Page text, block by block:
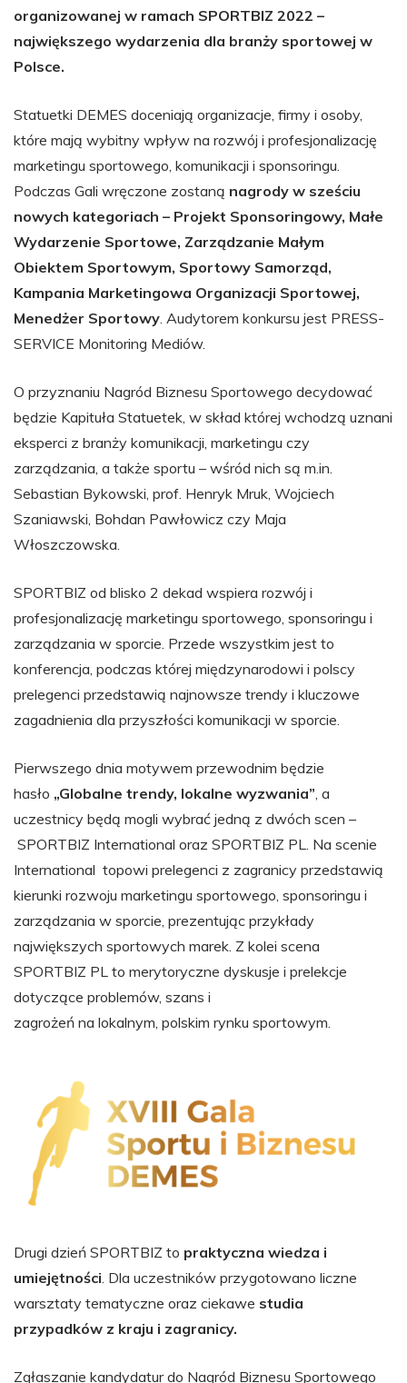
organizowanej w ramach SPORTBIZ 2022 –
największego wydarzenia dla branży sportowej w
Polsce.
Statuetki DEMES doceniają organizacje, firmy i osoby,
które mają wybitny wpływ na rozwój i profesjonalizację
marketingu sportowego, komunikacji i sponsoringu.
Podczas Gali wręczone zostaną nagrody w sześciu
nowych kategoriach – Projekt Sponsoringowy, Małe
Wydarzenie Sportowe, Zarządzanie Małym
Obiektem Sportowym, Sportowy Samorząd,
Kampania Marketingowa Organizacji Sportowej,
Menedżer Sportowy. Audytorem konkursu jest PRESS-
SERVICE Monitoring Mediów.
O przyznaniu Nagród Biznesu Sportowego decydować
będzie Kapituła Statuetek, w skład której wchodzą uznani
eksperci z branży komunikacji, marketingu czy
zarządzania, a także sportu – wśród nich są m.in.
Sebastian Bykowski, prof. Henryk Mruk, Wojciech
Szaniawski, Bohdan Pawłowicz czy Maja
Włoszczowska.
SPORTBIZ od blisko 2 dekad wspiera rozwój i
profesjonalizację marketingu sportowego, sponsoringu i
zarządzania w sporcie. Przede wszystkim jest to
konferencja, podczas której międzynarodowi i polscy
prelegenci przedstawią najnowsze trendy i kluczowe
zagadnienia dla przyszłości komunikacji w sporcie.
Pierwszego dnia motywem przewodnim będzie
hasło „Globalne trendy, lokalne wyzwania”, a
uczestnicy będą mogli wybrać jedną z dwóch scen –
SPORTBIZ International oraz SPORTBIZ PL. Na scenie
International topowi prelegenci z zagranicy przedstawią
kierunki rozwoju marketingu sportowego, sponsoringu i
zarządzania w sporcie, prezentując przykłady
największych sportowych marek. Z kolei scena
SPORTBIZ PL to merytoryczne dyskusje i prelekcje
dotyczące problemów, szans i
zagrożeń na lokalnym, polskim rynku sportowym.
Drugi dzień SPORTBIZ to praktyczna wiedza i
umiejętności . Dla uczestników przygotowano liczne
warsztaty tematyczne oraz ciekawe studia
przypadków z kraju i zagranicy.
Zgłaszanie kandydatur do Nagród Biznesu Sportowego